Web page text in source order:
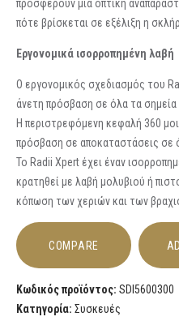
προσφέρουν μια οπτική
πότε βρίσκεται σε εξέλιξη η
Εργονομικά ισορροπημένη λαβή
Ο εργονομικός σχεδιασμός του
άνετη πρόσβαση σε όλα τα
Η περιστρεφόμενη κεφαλή 360
πρόσβαση σε αποκαταστάσεις σε
Το Radii Xpert έχει έναν
κρατηθεί με λαβή μολυβιού ή
κόπωση των χεριών και των
COMPARE
Κωδικός προϊόντος: SDI5600300
Κατηγορία: Συσκευές